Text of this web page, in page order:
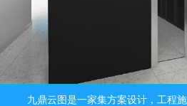
九鼎云图是一家集方案设计，工程施